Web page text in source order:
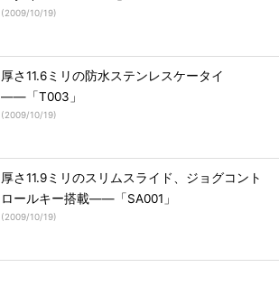
(2009/10/19)
厚さ11.6ミリの防水ステンレスケータイ
――「T003」
(2009/10/19)
厚さ11.9ミリのスリムスライド、ジョグコント
ロールキー搭載――「SA001」
(2009/10/19)